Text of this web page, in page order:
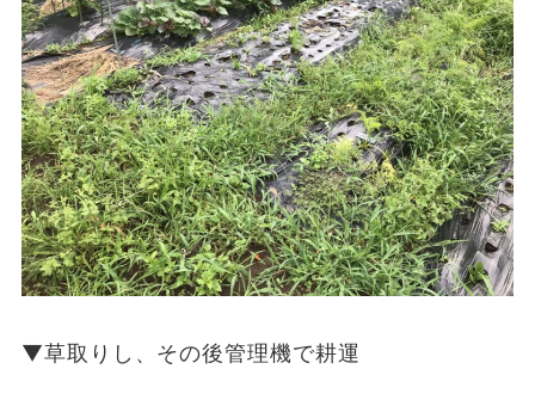
▼草取りし、その後管理機で耕運